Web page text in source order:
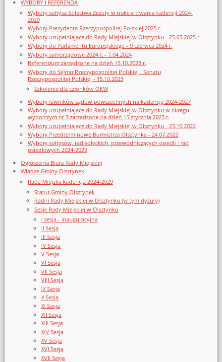
WYBORY I REFERENDA
Wybory sołtysa Sołectwa Zezuty w trakcie trwania kadencji 2024-
2029
Wybory Prezydenta Rzeczypospolitej Polskiej 2025 r.
Wybory uzupełniające do Rady Miejskiej w Olsztynku - 25.05.2025 r
Wybory do Parlamentu Europejskiego - 9 czerwca 2024 r.
Wybory samorządowe 2024 r. - 7.04.2024
Referendum zarządzone na dzień 15.10.2023 r.
Wybory do Sejmu Rzeczypospolitej Polskiej i Senatu
Rzeczypospolitej Polskiej - 15.10.2023
Szkolenie dla członków OKW
Wybory ławników sądów powszechnych na kadencję 2024-2027
Wybory uzupełniające do Rady Miejskiej w Olsztynku w okręgu
wyborczym nr 3 zarządzone na dzień 15 stycznia 2023 r.
Wybory uzupełniające do Rady Miejskiej w Olsztynku - 23.10.2022
Wybory Przedterminowe Burmistrza Olsztynka - 24.07.2022
Wybory sołtysów, rad sołeckich, przewodniczących osiedli i rad
osiedlowych 2024-2029
Ogłoszenia Biura Rady Miejskiej
Władze Gminy Olsztynek
Rada Miejska kadencja 2024-2029
Statut Gminy Olsztynek
Radni Rady Miejskiej w Olsztynku (w tym dyżury)
Sesje Rady Miejskiej w Olsztynku
I sesja - inauguracyjna
II Sesja
III Sesja
IV Sesja
V Sesja
VI Sesja
VII Sesja
VIII Sesja
IX Sesja
X Sesja
XI Sesja
XII Sesja
XIII Sesja
XIV Sesja
XV Sesja
XVI Sesja
XVII Sesja